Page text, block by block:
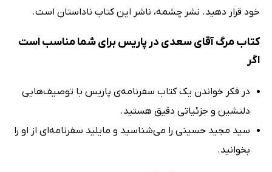
خود قرار دهید. نشر چشمه، ناشر این کتاب ناداستان است.
کتاب مرگ آقای سعدی در پاریس برای شما مناسب است
اگر
در فکر خواندن یک کتاب سفرنامه‌ی پاریس با توصیف‌هایی
دلنشین و جزئیاتی دقیق هستید.
سید مجید حسینی را می‌شناسید و مایلید سفرنامه‌ای از او را
بخوانید.